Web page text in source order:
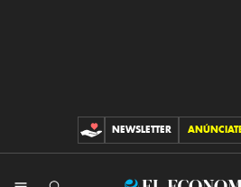
CONTRIBUCIONES
NEWSLETTER